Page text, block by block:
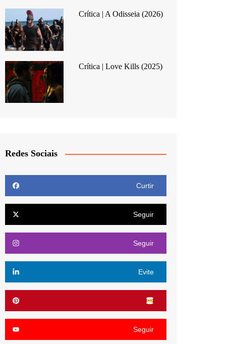
Crítica | A Odisseia (2026)
Crítica | Love Kills (2025)
Redes Sociais
Curtir
Seguir
Seguir
Evite
Seguir